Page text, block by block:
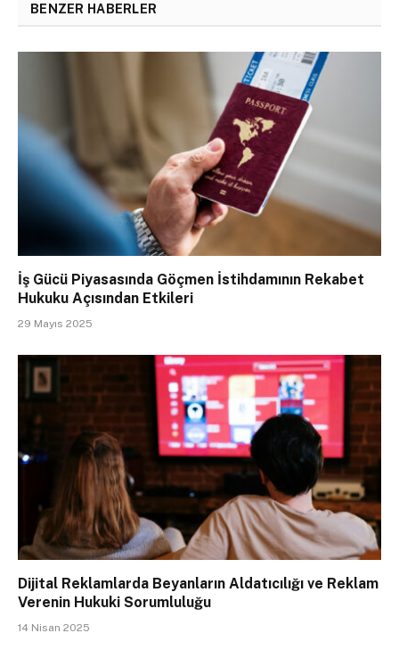
BENZER HABERLER
İş Gücü Piyasasında Göçmen İstihdamının Rekabet
Hukuku Açısından Etkileri
29 Mayıs 2025
Dijital Reklamlarda Beyanların Aldatıcılığı ve Reklam
Verenin Hukuki Sorumluluğu
14 Nisan 2025